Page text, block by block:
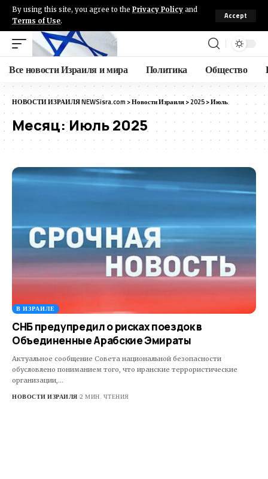
By using this site, you agree to the Privacy Policy and
Terms of Use.
Accept
Все новости Израиля и мира Политика Общество
НОВОСТИ ИЗРАИЛЯ NEWSisra.com >Новости Израиля>2025>Июль
Месяц:Июль 2025
В ИЗРАИЛЕ
СНБ предупредил о рисках поездок в
Объединенные Арабские Эмираты
Актуальное сообщение Совета национальной безопасности
обусловлено пониманием того, что иранские террористические
организации,…
НОВОСТИ ИЗРАИЛЯ 2 МИН. ЧТЕНИЯ